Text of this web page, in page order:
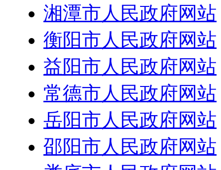
湘潭市人民政府网站
衡阳市人民政府网站
益阳市人民政府网站
常德市人民政府网站
岳阳市人民政府网站
邵阳市人民政府网站